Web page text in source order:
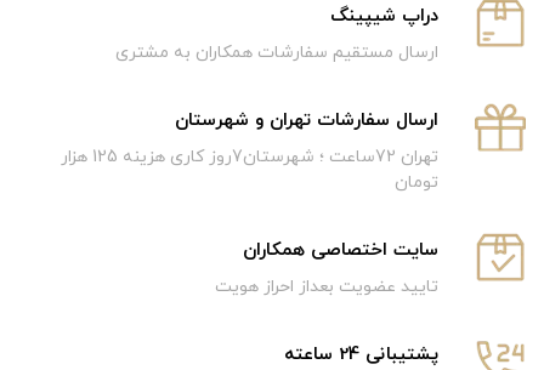
دراپ شیپینگ
ارسال مستقیم سفارشات همکاران به مشتری
ارسال سفارشات تهران و شهرستان
تهران 72ساعت ؛ شهرستان7روز کاری هزینه 125 هزار
تومان
سایت اختصاصی همکاران
تایید عضویت بعداز احراز هویت
پشتیبانی 24 ساعته